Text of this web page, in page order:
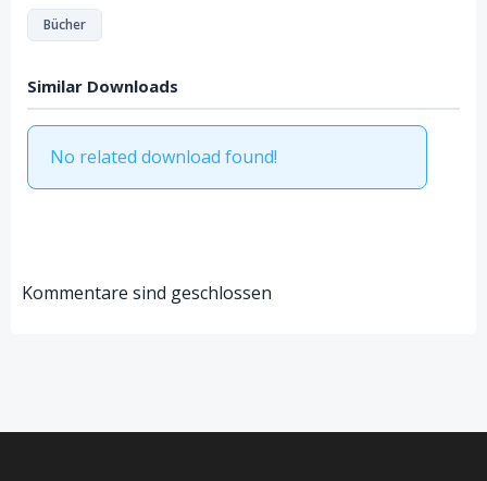
Bücher
Similar Downloads
No related download found!
Kommentare sind geschlossen